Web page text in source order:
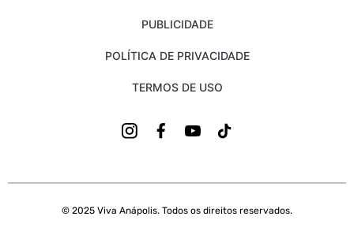
PUBLICIDADE
POLÍTICA DE PRIVACIDADE
TERMOS DE USO
© 2025 Viva Anápolis. Todos os direitos reservados.